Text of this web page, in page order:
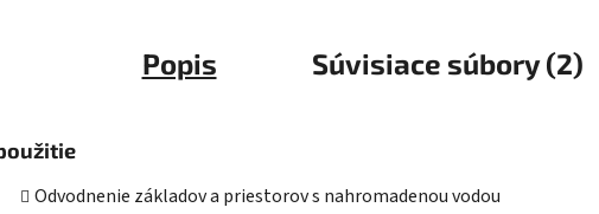
Popis Súvisiace súbory (2)
Odvodnenie základov a priestorov s nahromadenou vodou